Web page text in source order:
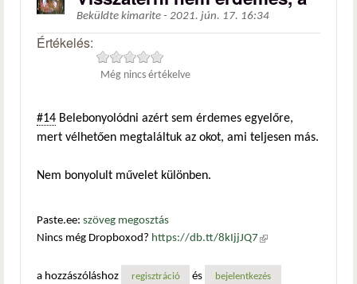
Beküldte kimarite - 2021. jún. 17. 16:34
Értékelés:
Még nincs értékelve
#14 Belebonyolódni azért sem érdemes egyelőre,
mert vélhetően megtaláltuk az okot, ami teljesen más.
Nem bonyolult művelet különben.
Paste.ee: szöveg megosztás
Nincs még Dropboxod? https://db.tt/8kIjjJQ7 (külső
a hozzászóláshoz
regisztráció és bejelentkezés